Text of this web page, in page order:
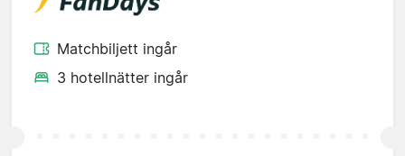
Matchbiljett ingår
3 hotellnätter ingår